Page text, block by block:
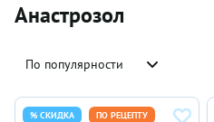
Анастрозол
По популярности
% СКИДКА ПО РЕЦЕПТУ